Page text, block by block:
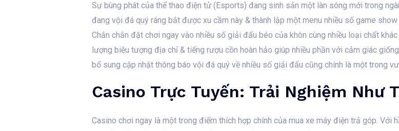
Sự bùng phát của thể thao điện tử (Esports) đang sinh sản một làn sóng mới trong
đang vội đá quý ráng bắt được xu cầm này & thành lập một menu nhiều số game
Chắn chắn đặt chơi ngay vào nhiều số giải đấu béo của khôn cùng nhiều loại chất
lượng biệu tượng địa chỉ & tiếng rượu cồn hoàn hảo giúp nhiều phần với cảm giác
bổ sung cập nhật thông báo vội đá quý về nhiều số giải đấu cũng chính là một trong
Casino Trực Tuyến: Trải Nghiệm Như
Casino chơi ngay là một trong điểm thích hợp chính của mua xe máy điện trả góp. Với